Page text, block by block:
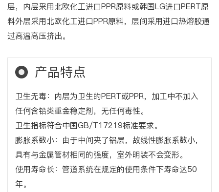
层，内层采用北欧化工进口PPR原料或韩国LG进口PERT原
料外层采用北欧化工进口PPR原料，层间采用进口热熔胶通
过高温高压挤出。
产品特点
卫生无毒：内层为卫生的PERT或PPR，加工中不加入
任何含铅类重金稳定剂，无任何毒性。
卫生指标符合中国GB/T17219标准要求。
膨胀系数小：由于中间夹了铝层，故线性膨胀系数小，
具有与金属管材相同的强度，室外明装不会变形。
使用寿命长：管道系统在规定的使用条件下寿命达50
年。